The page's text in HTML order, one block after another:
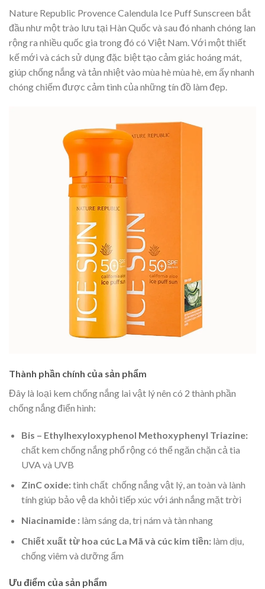
Nature Republic Provence Calendula Ice Puff Sunscreen bắt
đầu như một trào lưu tại Hàn Quốc và sau đó nhanh chóng lan
rộng ra nhiều quốc gia trong đó có Việt Nam. Với một thiết
kế mới và cách sử dụng đặc biệt tạo cảm giác hoáng mát,
giúp chống nắng và tản nhiệt vào mùa hè mùa hè, em ấy nhanh
chóng chiếm được cảm tình của những tín đồ làm đẹp.
Thành phần chính của sản phẩm
Đây là loại kem chống nắng lai vật lý nên có 2 thành phần
chống nắng điển hình:
Bis – Ethylhexyloxyphenol Methoxyphenyl Triazine:
chất kem chống nắng phổ rộng có thể ngăn chặn cả tia
UVA và UVB
ZinC oxide:tinh chất chống nắng vật lý, an toàn và lành
tính giúp bảo vệ da khỏi tiếp xúc với ánh nắng mặt trời
Niacinamide : làm sáng da, trị nám và tàn nhang
Chiết xuất từ hoa cúc La Mã và cúc kim tiền:làm dịu,
chống viêm và dưỡng ẩm
Ưu điểm của sản phẩm